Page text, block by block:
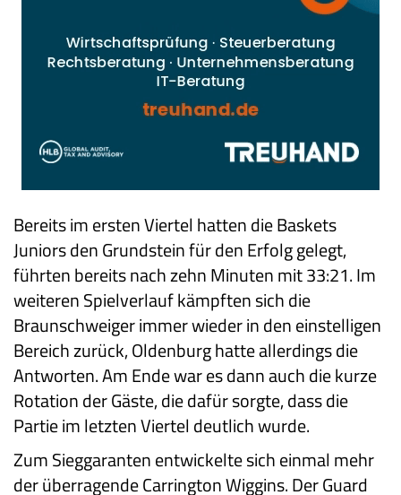
Bereits im ersten Viertel hatten die Baskets
Juniors den Grundstein für den Erfolg gelegt,
führten bereits nach zehn Minuten mit 33:21. Im
weiteren Spielverlauf kämpften sich die
Braunschweiger immer wieder in den einstelligen
Bereich zurück, Oldenburg hatte allerdings die
Antworten. Am Ende war es dann auch die kurze
Rotation der Gäste, die dafür sorgte, dass die
Partie im letzten Viertel deutlich wurde.
Zum Sieggaranten entwickelte sich einmal mehr
der überragende Carrington Wiggins. Der Guard